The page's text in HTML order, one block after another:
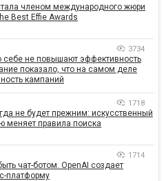
членом международного жюри
Best Effie Awards
3734
себе не повышают эффективность
показало, что на самом деле
кампаний
1718
не будет прежним: искусственный
меняет правила поиска
1714
чат-ботом. OpenAI создает
платформу